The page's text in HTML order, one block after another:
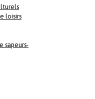
loisirs
sapeurs-